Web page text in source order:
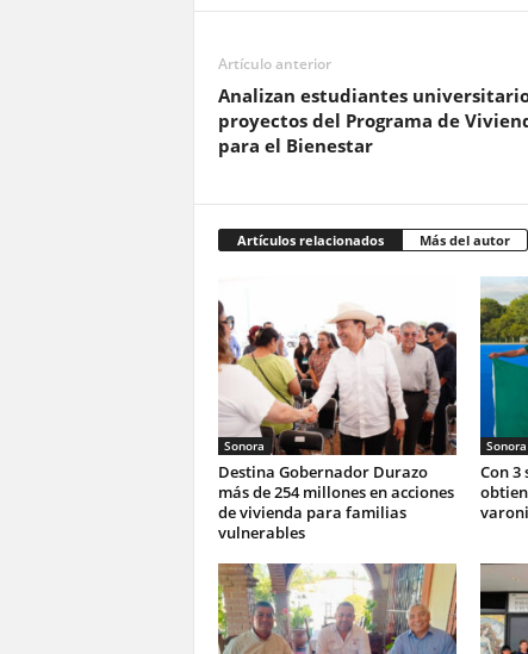
Artículo anterior
Analizan estudiantes
proyectos del Programa de
para el Bienestar
Artículos relacionados Más del autor
Sonora
Destina Gobernador Durazo
más de 254 millones en acciones
de vivienda para familias
vulnerables
Sonora
Con 3